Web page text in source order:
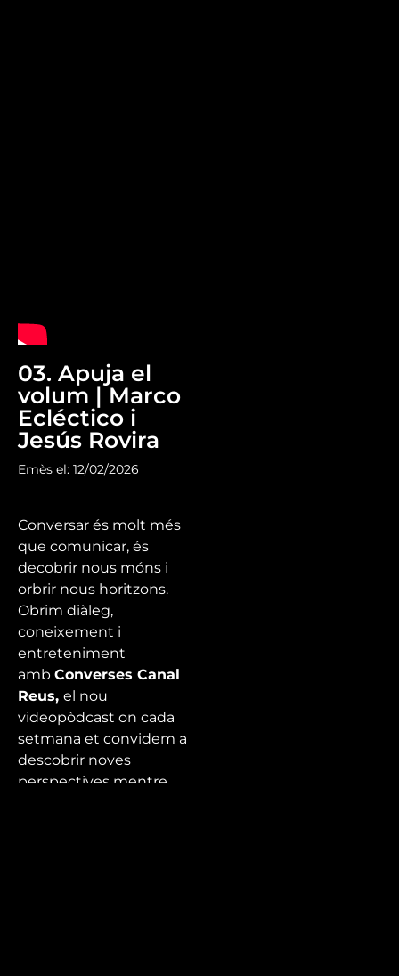
03. Apuja el
volum | Marco
Ecléctico i
Jesús Rovira
Emès el: 12/02/2026
Conversar és molt més
que comunicar, és
decobrir nous móns i
orbrir nous horitzons.
Obrim diàleg,
coneixement i
entreteniment
amb Converses Canal
Reus, el nou
videopòdcast on cada
setmana et convidem a
descobrir noves
perspectives mentre